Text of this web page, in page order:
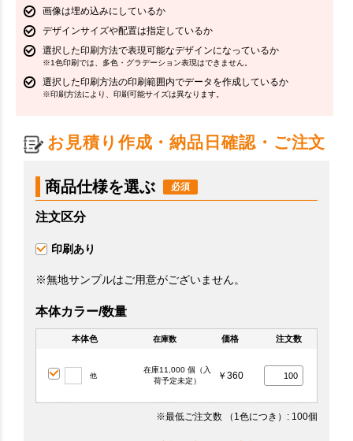
画像は埋め込みにしているか
デザインサイズや配置は指定しているか
選択した印刷方法で表現可能なデザインになっているか
※1色印刷では、多色・グラデーション表現はできません。
選択した印刷方法の印刷範囲内でデータを作成しているか
※印刷方法により、印刷可能サイズは異なります。
お見積り作成・納品日確認・ご注文
商品仕様を選ぶ
注文区分
印刷あり
※無地サンプルはご用意がございません。
本体カラー/数量
本体色 在庫数 価格 注文数
他
在庫11,000 個（入
荷予定未定）
￥360
※最低ご注文数 （1色につき） : 100個